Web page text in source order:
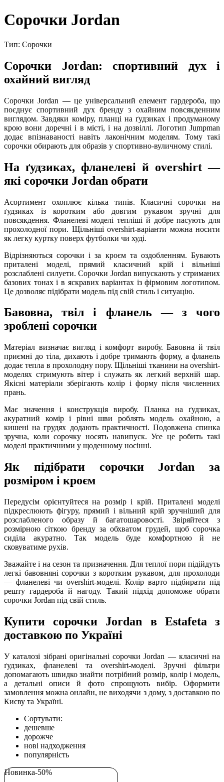
Сорочки Jordan
Тип: Сорочки
Сорочки Jordan: спортивний дух і
охайний вигляд
Сорочки Jordan — це універсальний елемент гардероба, що
поєднує спортивний дух бренду з охайним повсякденним
виглядом. Завдяки коміру, планці на ґудзиках і продуманому
крою вони доречні і в місті, і на дозвіллі. Логотип Jumpman
додає впізнаваності навіть лаконічним моделям. Тому такі
сорочки обирають для образів у спортивно-вуличному стилі.
На ґудзиках, фланелеві й overshirt —
які сорочки Jordan обрати
Асортимент охоплює кілька типів. Класичні сорочки на
ґудзиках із коротким або довгим рукавом зручні для
повсякдення. Фланелеві моделі тепліші й добре пасують для
прохолодної пори. Щільніші overshirt-варіанти можна носити
як легку куртку поверх футболки чи худі.
Відрізняються сорочки і за кроєм та оздобленням. Бувають
приталені моделі, прямий класичний крій і вільніші
розслаблені силуети. Сорочки Jordan випускають у стриманих
базових тонах і в яскравих варіантах із фірмовим логотипом.
Це дозволяє підібрати модель під свій стиль і ситуацію.
Бавовна, твіл і фланель — з чого
зроблені сорочки
Матеріал визначає вигляд і комфорт виробу. Бавовна й твіл
приємні до тіла, дихають і добре тримають форму, а фланель
додає тепла в прохолодну пору. Щільніші тканини на overshirt-
моделях стримують вітер і служать як легкий верхній шар.
Якісні матеріали зберігають колір і форму після численних
прань.
Має значення і конструкція виробу. Планка на ґудзиках,
акуратний комір і рівні шви роблять модель охайною, а
кишені на грудях додають практичності. Подовжена спинка
зручна, коли сорочку носять навипуск. Усе це робить такі
моделі практичними у щоденному носінні.
Як підібрати сорочки Jordan за
розміром і кроєм
Передусім орієнтуйтеся на розмір і крій. Приталені моделі
підкреслюють фігуру, прямий і вільний крій зручніший для
розслабленого образу й багатошаровості. Звіряйтеся з
розмірною сіткою бренду за обхватом грудей, щоб сорочка
сиділа акуратно. Так модель буде комфортною й не
сковуватиме рухів.
Зважайте і на сезон та призначення. Для теплої пори підійдуть
легкі бавовняні сорочки з коротким рукавом, для прохолоди
— фланелеві чи overshirt-моделі. Колір варто підбирати під
решту гардероба й нагоду. Такий підхід допоможе обрати
сорочки Jordan під свій стиль.
Купити сорочки Jordan в Estafeta з
доставкою по Україні
У каталозі зібрані оригінальні сорочки Jordan — класичні на
ґудзиках, фланелеві та overshirt-моделі. Зручні фільтри
допомагають швидко знайти потрібний розмір, колір і модель,
а детальні описи й фото спрощують вибір. Оформити
замовлення можна онлайн, не виходячи з дому, з доставкою по
Києву та Україні.
Сортувати:
дешевше
дорожче
нові надходження
популярність
Новинка-50%